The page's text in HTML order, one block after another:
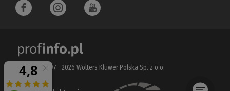
Copyright 1997 - 2026 Wolters Kluwer Polska Sp. z o.o.